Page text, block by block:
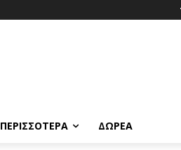
ΠΕΡΙΣΣΟΤΕΡΑ ΔΩΡΕΆ